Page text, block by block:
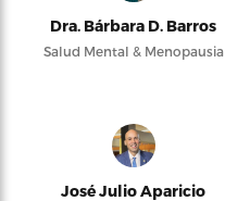
Dra. Bárbara D. Barros
Salud Mental & Menopausia
José Julio Aparicio